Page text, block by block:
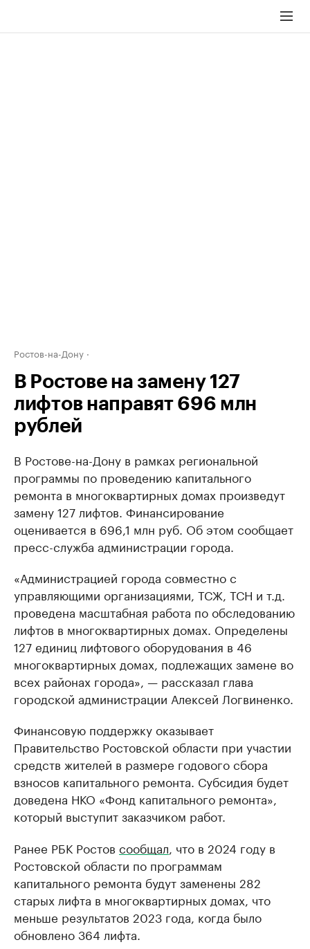
Ростов-на-Дону
В Ростове на замену 127
лифтов направят 696 млн
рублей
В Ростове-на-Дону в рамках региональной
программы по проведению капитального
ремонта в многоквартирных домах произведут
замену 127 лифтов. Финансирование
оценивается в 696,1 млн руб. Об этом сообщает
пресс-служба администрации города.
«Администрацией города совместно с
управляющими организациями, ТСЖ, ТСН и т.д.
проведена масштабная работа по обследованию
лифтов в многоквартирных домах. Определены
127 единиц лифтового оборудования в 46
многоквартирных домах, подлежащих замене во
всех районах города», — рассказал глава
городской администрации Алексей Логвиненко.
Финансовую поддержку оказывает
Правительство Ростовской области при участии
средств жителей в размере годового сбора
взносов капитального ремонта. Субсидия будет
доведена НКО «Фонд капитального ремонта»,
который выступит заказчиком работ.
Ранее РБК Ростов сообщал , что в 2024 году в
Ростовской области по программам
капитального ремонта будут заменены 282
старых лифта в многоквартирных домах, что
меньше результатов 2023 года, когда было
обновлено 364 лифта.